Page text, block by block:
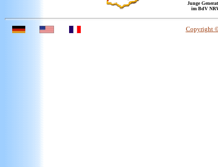
Junge
im BdV
Copyright